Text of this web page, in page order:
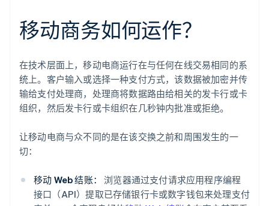
移动商务如何运作？
在技术层面上，移动电商运行在与任何在线交易相同的系
统上。客户输入或选择一种支付方式，该数据被加密并传
输给支付处理商，处理商将数据路由给相关的发卡行或卡
组织，然后发卡行或卡组织在几秒钟内批准或拒绝。
让移动电商与众不同的是在该交换之前和周围发生的一
切：
移动 Web 结账：
浏览器通过支付请求应用程序编程
接口（API）提取已存储银行卡或数字钱包来处理支付